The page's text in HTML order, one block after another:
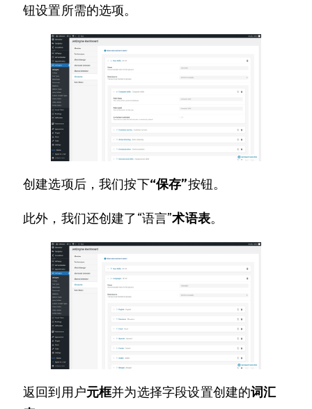
钮设置所需的选项。
创建选项后，我们按下“保存”按钮。
此外，我们还创建了“语言”术语表。
返回到用户元框并为选择字段设置创建的词汇